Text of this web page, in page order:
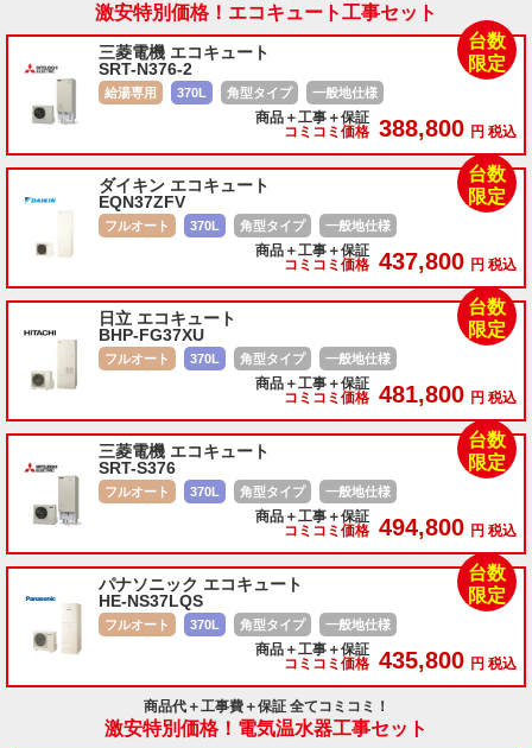
激安特別価格！エコキュート工事セット
三菱電機 エコキュート
SRT-N376-2
給湯専用 370L 角型タイプ 一般地仕様
商品＋工事＋保証
コミコミ価格 388,800 円 税込
台数
限定
ダイキン エコキュート
EQN37ZFV
フルオート 370L 角型タイプ 一般地仕様
商品＋工事＋保証
コミコミ価格 437,800 円 税込
台数
限定
日立 エコキュート
BHP-FG37XU
フルオート 370L 角型タイプ 一般地仕様
商品＋工事＋保証
コミコミ価格 481,800 円 税込
台数
限定
三菱電機 エコキュート
SRT-S376
フルオート 370L 角型タイプ 一般地仕様
商品＋工事＋保証
コミコミ価格 494,800 円 税込
台数
限定
パナソニック エコキュート
HE-NS37LQS
フルオート 370L 角型タイプ 一般地仕様
商品＋工事＋保証
コミコミ価格 435,800 円 税込
台数
限定
商品代＋工事費＋保証 全てコミコミ！
激安特別価格！電気温水器工事セット